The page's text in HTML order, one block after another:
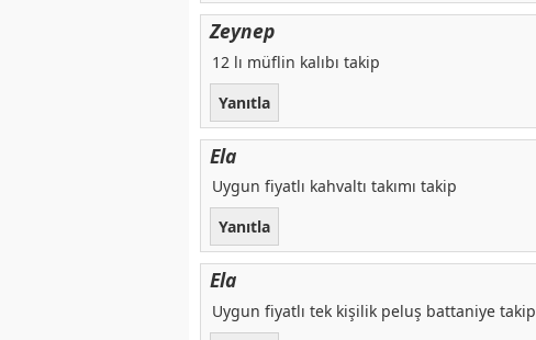
Zeynep
12 lı müflin kalıbı takip
Yanıtla
Ela
Uygun fiyatlı kahvaltı takımı takip
Yanıtla
Ela
Uygun fiyatlı tek kişilik peluş battaniye takip